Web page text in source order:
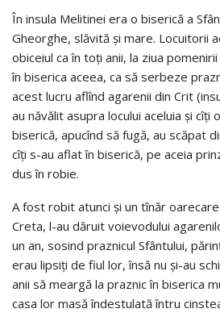
În insula Melitinei era o biserică a
Gheorghe, slăvită şi mare. Locuitorii
obiceiul ca în toţi anii, la ziua
în biserica aceea, ca să serbeze
acest lucru aflînd agarenii din Crit
au năvălit asupra locului aceluia şi cîţi
biserică, apucînd să fugă, au scăpat
cîţi s-au aflat în biserică, pe aceia
dus în robie.
A fost robit atunci şi un tînăr
Creta, l-au dăruit voievodului
un an, sosind praznicul Sfântului,
erau lipsiţi de fiul lor, însă nu şi-au
anii să meargă la praznic în biserica
casa lor masă îndestulată întru